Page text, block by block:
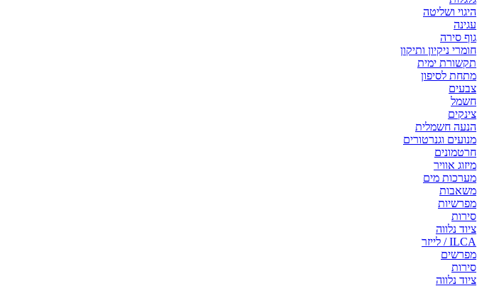
היגוי ושליטה
עגינה
גוף סירה
חומרי ניקיון ותיקון
תקשורת ימית
מתחת לסיפון
צבעים
חשמל
צינקים
הנעה חשמלית
מנועים וגנרטורים
חרטמונים
מיזוג אוויר
מערכות מים
משאבות
מפרשיות
סירות
ציוד נלווה
ILCA / לייזר
מפרשים
סירות
ציוד נלווה